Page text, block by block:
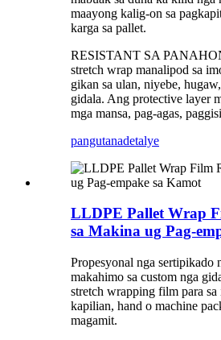
maayong kalig-on sa
karga sa pallet.
RESISTANT SA
stretch wrap manalipod sa
gikan sa ulan, niyebe,
gidala. Ang protective layer
mga mansa, pag-agas,
pangutanadetalye
LLDPE Pallet Wrap
sa Makina ug Pag-
Propesyonal nga sertipikado
makahimo sa custom nga
stretch wrapping film para sa
kapilian, hand o machine
magamit.